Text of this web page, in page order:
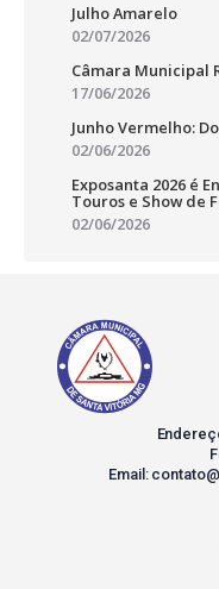
Julho Amarelo
02/07/2026
Câmara Municipal
17/06/2026
Junho Vermelho:
02/06/2026
Exposanta 2026 é
Touros e Show de
02/06/2026
Email: